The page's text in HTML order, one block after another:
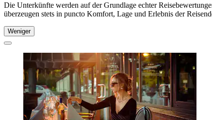
Die Unterkünfte werden auf der Grundlage echter
überzeugen stets in puncto Komfort, Lage und Erlebnis der
Weniger